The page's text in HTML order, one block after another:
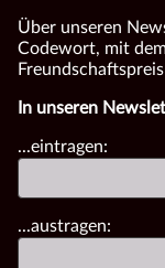
Über unseren
Codewort, mit
In unseren
...eintragen:
...austragen: